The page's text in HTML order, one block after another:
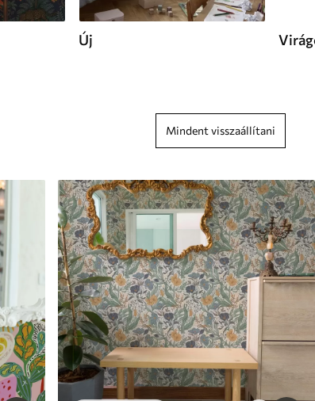
Új
Mindent visszaállítani